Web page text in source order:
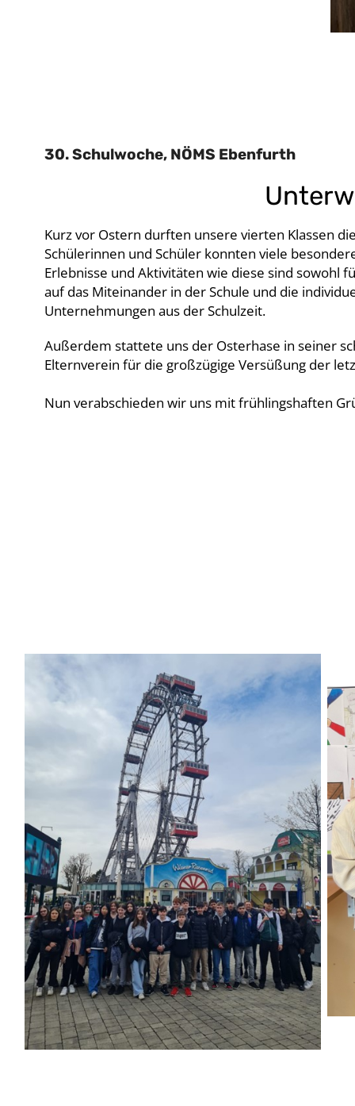
30. Schulwoche, NÖMS Ebenfurth
Kurz vor Ostern durften unsere vierten Klassen
Schülerinnen und Schüler konnten viele
Erlebnisse und Aktivitäten wie diese sind sowohl
auf das Miteinander in der Schule und die
Unternehmungen aus der Schulzeit.
Außerdem stattete uns der Osterhase in seiner
Elternverein für die großzügige Versüßung der
Nun verabschieden wir uns mit frühlingshaften